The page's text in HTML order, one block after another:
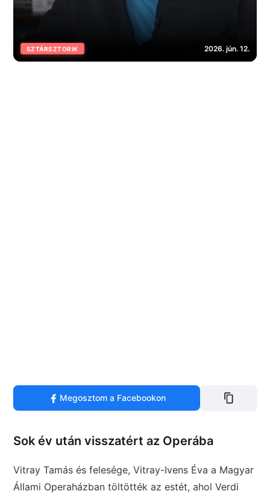
SZTÁRSZTORIK 2026. jún. 12.
Megosztom a Facebookon
Sok év után visszatért az Operába
Vitray Tamás és felesége, Vitray-Ivens Éva a Magyar
Állami Operaházban töltötték az estét, ahol Verdi